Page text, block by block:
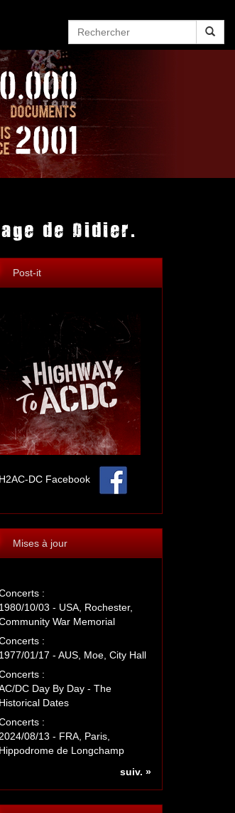
de Didier.
Post-it
H2AC-DC Facebook
Mises à jour
:
1980/10/03 - USA, Rochester,
War Memorial
:
1977/01/17 - AUS, Moe, City Hall
:
DC Day By Day - The
Historical Dates
:
2024/08/13 - FRA, Paris,
Hippodrome de Longchamp
suiv. »